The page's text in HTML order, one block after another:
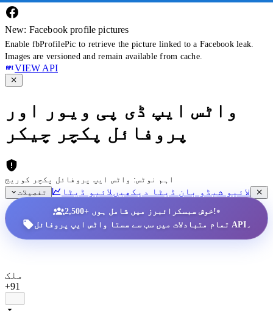
New: Facebook profile pictures
Enable fbProfilePic to retrieve the picture linked to a Facebook leak.
Images are versioned and remain available from cache.
VIEW API
واٹس ایپ ڈی پی ویور اور
پروفائل پکچر چیکر
اہم نوٹس: واٹس ایپ پروفائل پکچر کوریج
تفصیلات
لائیو شیڈو بان ڈیٹا دیکھیں لائیو ڈیٹا
2,500+ خوش سبسکرائبرز میں شامل ہوں!•
تمام متبادلات میں سب سے سستا واٹس ایپ پروفائل API۔
ملک
+91